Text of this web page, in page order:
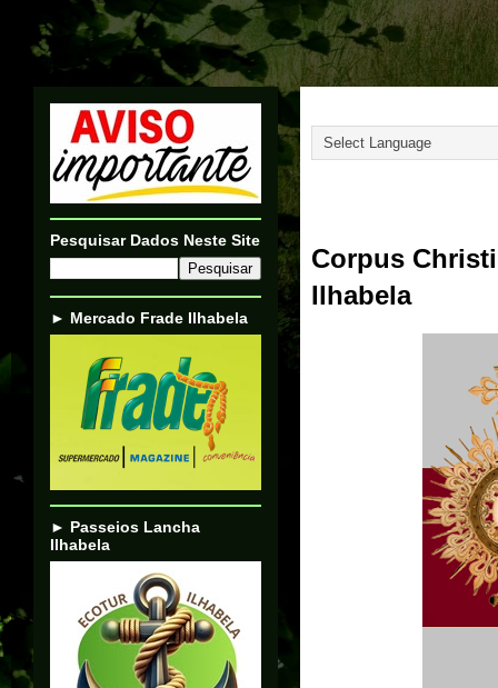
Corpus
Ilhabela
Pesquisar Dados Neste Site
► Mercado Frade Ilhabela
► Passeios Lancha
Ilhabela